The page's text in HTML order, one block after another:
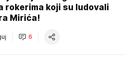
rokerima koji su ludovali
Mirića!
6